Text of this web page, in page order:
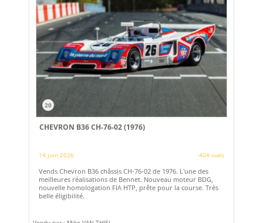
20
CHEVRON B36 CH-76-02 (1976)
14 juin 2026 404 vues
Vends Chevron B36 châssis CH-76-02 de 1976. L'une des
meilleures réalisations de Bennet. Nouveau moteur BDG,
nouvelle homologation FIA HTP, prête pour la course. Très
belle éligibilité.